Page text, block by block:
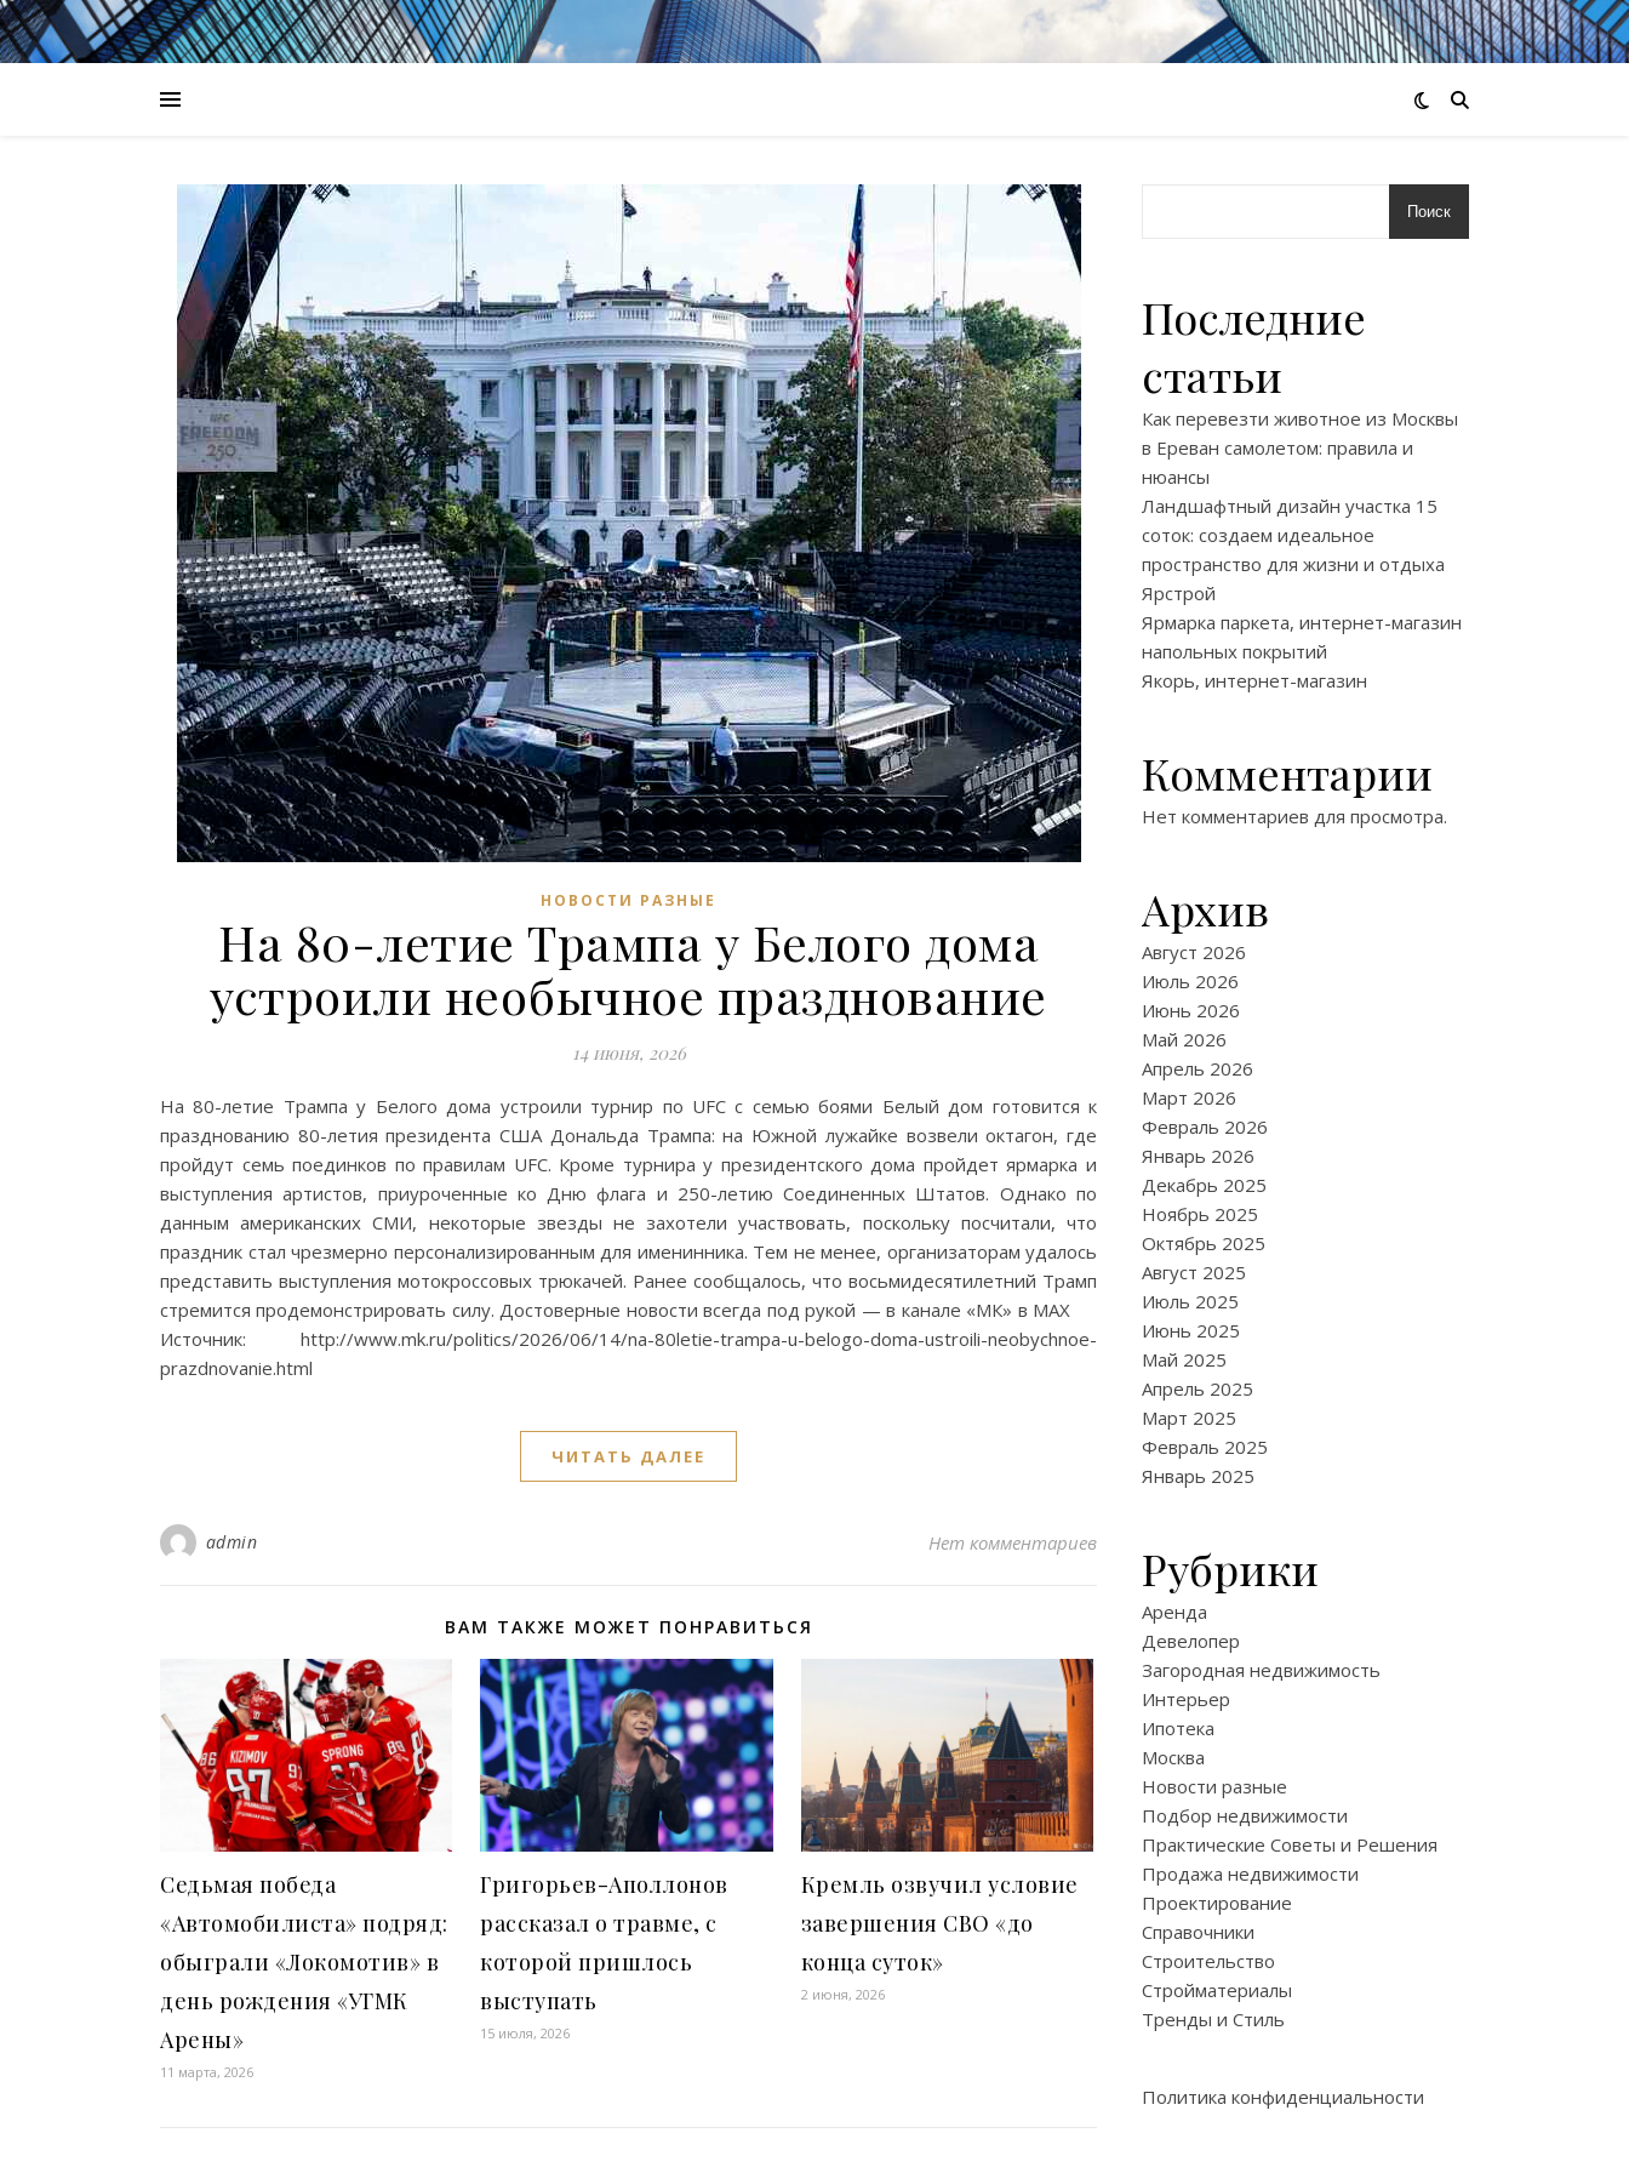
НОВОСТИ РАЗНЫЕ
На 80-летие Трампа у Белого дома
устроили необычное празднование
14 июня, 2026
На 80-летие Трампа у Белого дома устроили турнир по UFC с семью боями Белый дом готовится к
празднованию 80-летия президента США Дональда Трампа: на Южной лужайке возвели октагон, где
пройдут семь поединков по правилам UFC. Кроме турнира у президентского дома пройдет ярмарка и
выступления артистов, приуроченные ко Дню флага и 250-летию Соединенных Штатов. Однако по
данным американских СМИ, некоторые звезды не захотели участвовать, поскольку посчитали, что
праздник стал чрезмерно персонализированным для именинника. Тем не менее, организаторам удалось
представить выступления мотокроссовых трюкачей. Ранее сообщалось, что восьмидесятилетний Трамп
стремится продемонстрировать силу. Достоверные новости всегда под рукой — в канале «МК» в MAX
Источник: http://www.mk.ru/politics/2026/06/14/na-80letie-trampa-u-belogo-doma-ustroili-neobychnoe-
prazdnovanie.html
ЧИТАТЬ ДАЛЕЕ
admin Нет комментариев
ВАМ ТАКЖЕ МОЖЕТ ПОНРАВИТЬСЯ
Седьмая победа
«Автомобилиста» подряд:
обыграли «Локомотив» в
день рождения «УГМК
Арены»
11 марта, 2026
Григорьев-Аполлонов
рассказал о травме, с
которой пришлось
выступать
15 июля, 2026
Кремль озвучил условие
завершения СВО «до
конца суток»
2 июня, 2026
Поиск
Последние
статьи
Как перевезти животное из Москвы
в Ереван самолетом: правила и
нюансы
Ландшафтный дизайн участка 15
соток: создаем идеальное
пространство для жизни и отдыха
Ярстрой
Ярмарка паркета, интернет-магазин
напольных покрытий
Якорь, интернет-магазин
Комментарии
Нет комментариев для просмотра.
Архив
Август 2026
Июль 2026
Июнь 2026
Май 2026
Апрель 2026
Март 2026
Февраль 2026
Январь 2026
Декабрь 2025
Ноябрь 2025
Октябрь 2025
Август 2025
Июль 2025
Июнь 2025
Май 2025
Апрель 2025
Март 2025
Февраль 2025
Январь 2025
Рубрики
Аренда
Девелопер
Загородная недвижимость
Интерьер
Ипотека
Москва
Новости разные
Подбор недвижимости
Практические Советы и Решения
Продажа недвижимости
Проектирование
Справочники
Строительство
Стройматериалы
Тренды и Стиль
Политика конфиденциальности